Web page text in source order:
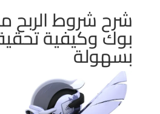
شرح شروط الربح
بوك وكيفية
بسهولة